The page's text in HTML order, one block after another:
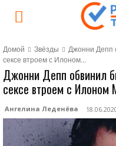
Домой Звёзды
Джонни Депп
сексе втроем с Илоном...
Джонни Депп обвинил
сексе втроем с
Ангелина Леденёва